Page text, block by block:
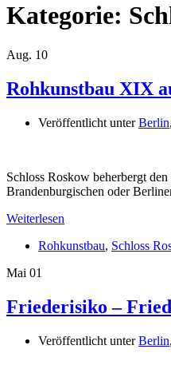
Kategorie:
Aug. 10
Rohkunstbau XIX
Veröffentlicht unterBerlin,
Schloss Roskow beherbergt
Brandenburgischen oder
Weiterlesen
Rohkunstbau, Schloss
Mai 01
Friederisiko –
Veröffentlicht unterBerlin,